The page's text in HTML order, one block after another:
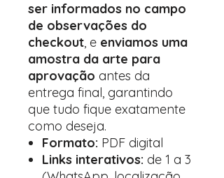
ser informados no campo
de observações do
checkout, e enviamos uma
amostra da arte para
aprovação antes da
entrega final, garantindo
que tudo fique exatamente
como deseja.
Formato: PDF digital
Links interativos: de 1 a 3